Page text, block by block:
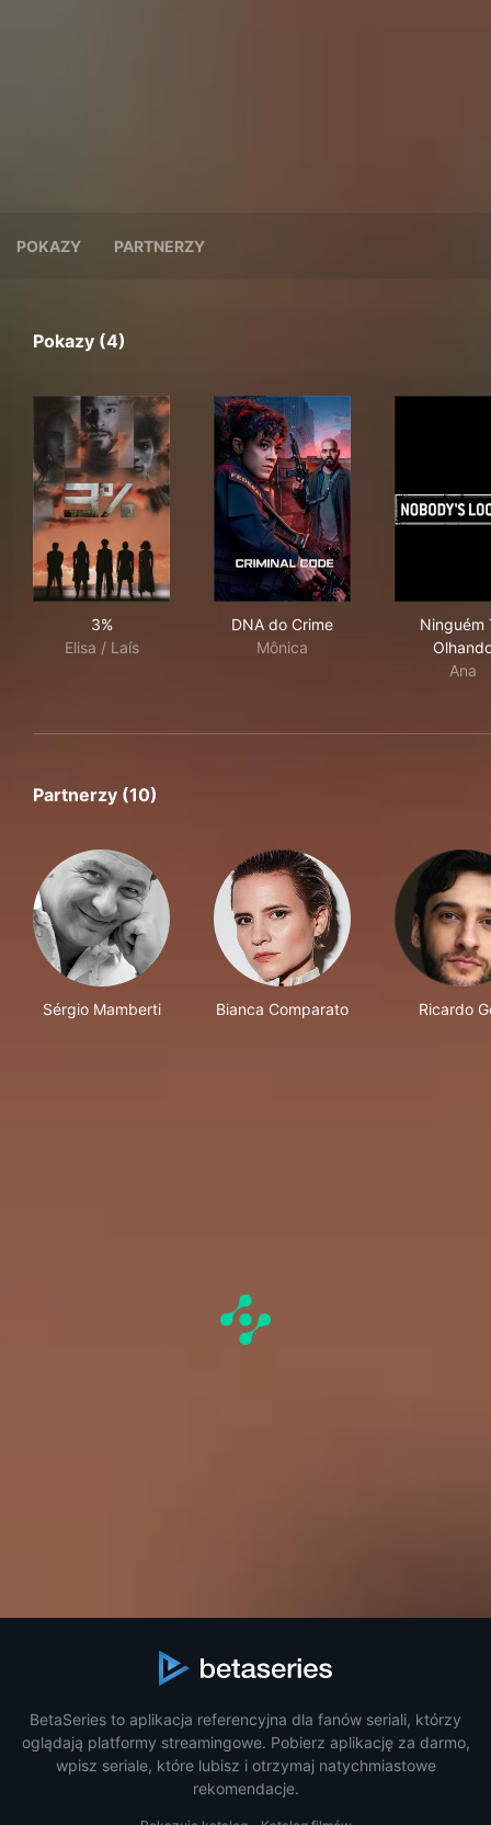
POKAZY PARTNERZY
Pokazy (4)
3%
Elisa / Laís
DNA do Crime
Mônica
Ninguém
Ana
Partnerzy (10)
Sérgio Mamberti Bianca Comparato Ricardo
BetaSeries to aplikacja referencyjna dla fanów seriali, którzy
oglądają platformy streamingowe. Pobierz aplikację za darmo,
wpisz seriale, które lubisz i otrzymaj natychmiastowe
rekomendacje.